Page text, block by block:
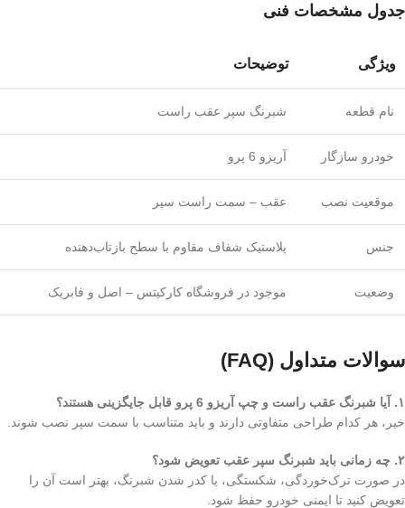
جدول مشخصات فنی
ویژگی توضیحات
نام قطعه شبرنگ سپر عقب راست
خودرو سازگار آریزو 6 پرو
موقعیت نصب عقب – سمت راست سپر
جنس پلاستیک شفاف مقاوم با سطح بازتاب‌دهنده
وضعیت موجود در فروشگاه کارکیتس – اصل و فابریک
سوالات متداول (FAQ)
۱. آیا شبرنگ عقب راست و چپ آریزو 6 پرو قابل جایگزینی هستند؟
خیر، هر کدام طراحی متفاوتی دارند و باید متناسب با سمت سپر نصب شوند.
۲. چه زمانی باید شبرنگ سپر عقب تعویض شود؟
در صورت ترک‌خوردگی، شکستگی، یا کدر شدن شبرنگ، بهتر است آن را
تعویض کنید تا ایمنی خودرو حفظ شود.